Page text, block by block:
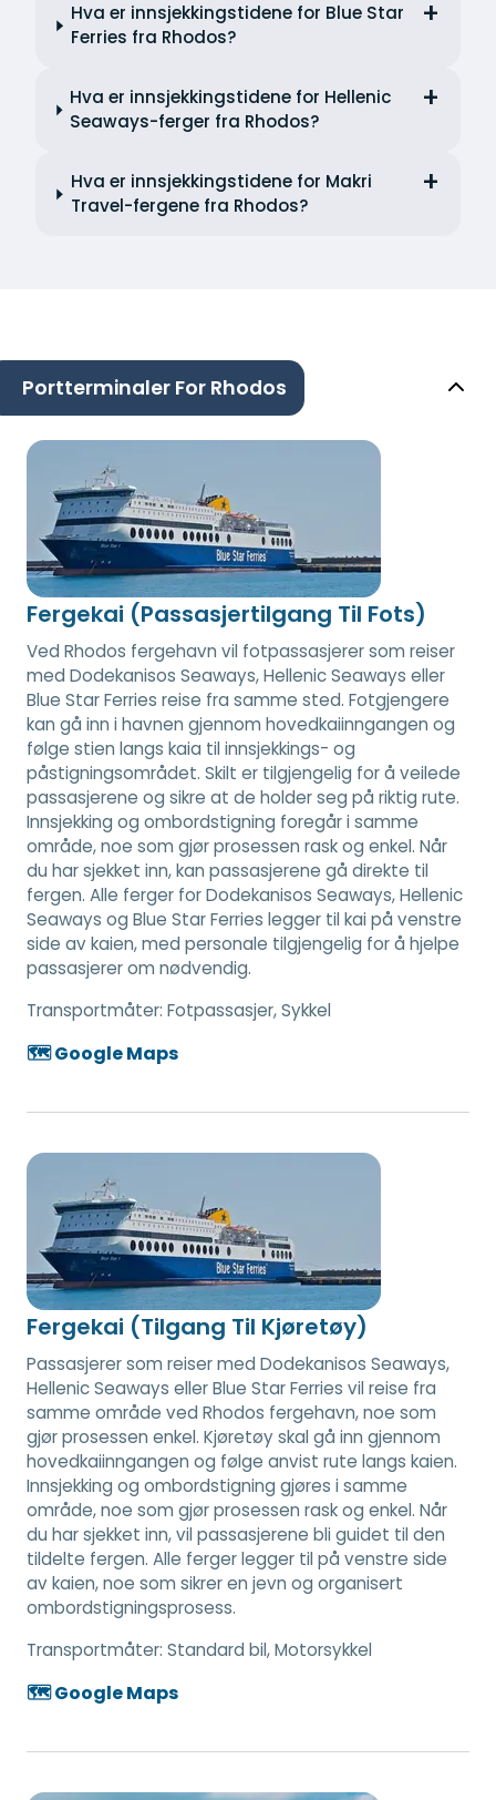
Hva er innsjekkingstidene for Blue Star
Ferries fra Rhodos?
Hva er innsjekkingstidene for Hellenic
Seaways-ferger fra Rhodos?
Hva er innsjekkingstidene for Makri
Travel-fergene fra Rhodos?
Portterminaler For Rhodos
Fergekai (Passasjertilgang Til Fots)
Ved Rhodos fergehavn vil fotpassasjerer som reiser
med Dodekanisos Seaways, Hellenic Seaways eller
Blue Star Ferries reise fra samme sted. Fotgjengere
kan gå inn i havnen gjennom hovedkaiinngangen og
følge stien langs kaia til innsjekkings- og
påstigningsområdet. Skilt er tilgjengelig for å veilede
passasjerene og sikre at de holder seg på riktig rute.
Innsjekking og ombordstigning foregår i samme
område, noe som gjør prosessen rask og enkel. Når
du har sjekket inn, kan passasjerene gå direkte til
fergen. Alle ferger for Dodekanisos Seaways, Hellenic
Seaways og Blue Star Ferries legger til kai på venstre
side av kaien, med personale tilgjengelig for å hjelpe
passasjerer om nødvendig.
Transportmåter: Fotpassasjer, Sykkel
🗺️ Google Maps
Fergekai (Tilgang Til Kjøretøy)
Passasjerer som reiser med Dodekanisos Seaways,
Hellenic Seaways eller Blue Star Ferries vil reise fra
samme område ved Rhodos fergehavn, noe som
gjør prosessen enkel. Kjøretøy skal gå inn gjennom
hovedkaiinngangen og følge anvist rute langs kaien.
Innsjekking og ombordstigning gjøres i samme
område, noe som gjør prosessen rask og enkel. Når
du har sjekket inn, vil passasjerene bli guidet til den
tildelte fergen. Alle ferger legger til på venstre side
av kaien, noe som sikrer en jevn og organisert
ombordstigningsprosess.
Transportmåter: Standard bil, Motorsykkel
🗺️ Google Maps